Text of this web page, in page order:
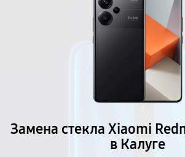
Замена стекла Xiaomi
в Калуге